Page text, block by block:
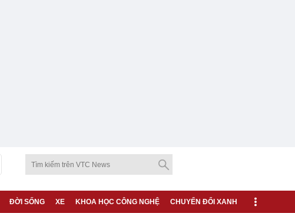
ĐỜI SỐNG XE KHOA HỌC CÔNG NGHỆ CHUYỂN ĐỔI XANH